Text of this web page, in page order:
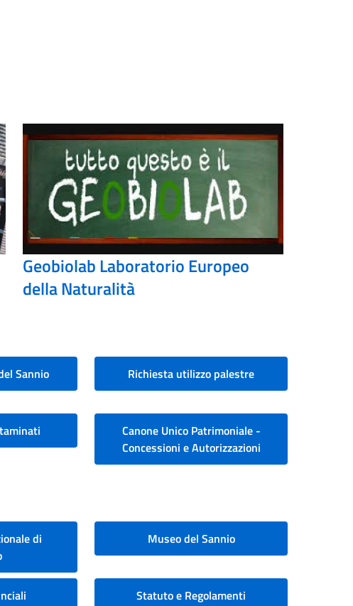
Geobiolab Laboratorio Europeo
della Naturalità
Sannio Richiesta utilizzo palestre
Canone Unico Patrimoniale -
Concessioni e Autorizzazioni
di
Museo del Sannio
Statuto e Regolamenti